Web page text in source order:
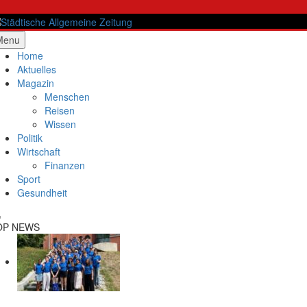
to
content Allgemeine Zeitung
Home
Aktuelles
Magazin
Menschen
Reisen
Wissen
Politik
Wirtschaft
Finanzen
Sport
Gesundheit
NEWS